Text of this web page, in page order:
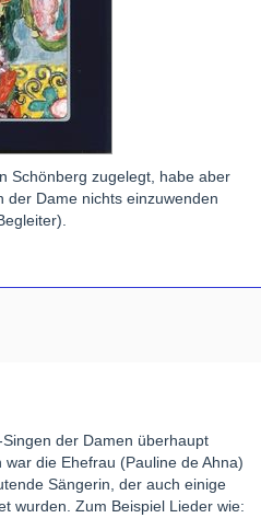
Schönberg zugelegt, habe aber
der Dame nichts einzuwenden
der Damen überhaupt
die Ehefrau (Pauline de Ahna)
Sängerin, der auch einige
wurden. Zum Beispiel Lieder wie: